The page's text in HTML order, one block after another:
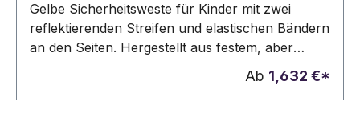
Gelbe Sicherheitsweste für Kinder mit zwei
reflektierenden Streifen und elastischen Bändern
an den Seiten. Hergestellt aus festem, aber
leichtem Polyester, wodurch die Weste
angenehm zu Tragen ist. Entspricht der
europäischen Norm EN1150.
Ab 1,632 €*